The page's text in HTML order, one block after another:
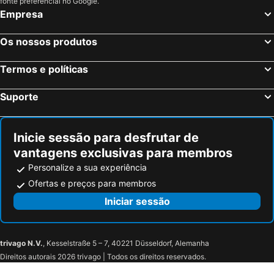
Cataratas do Niágara, Ontário Hotéis
Vancouver, Columbia Britânica Hotéis
Mississauga, Ontário Hotéis
London, Ontário Hotéis
Empresa
Os nossos produtos
Termos e políticas
Suporte
Inicie sessão para desfrutar de
vantagens exclusivas para membros
Personalize a sua experiência
Ofertas e preços para membros
Iniciar sessão
trivago N.V., Kesselstraße 5 – 7, 40221 Düsseldorf, Alemanha
Direitos autorais 2026 trivago | Todos os direitos reservados.